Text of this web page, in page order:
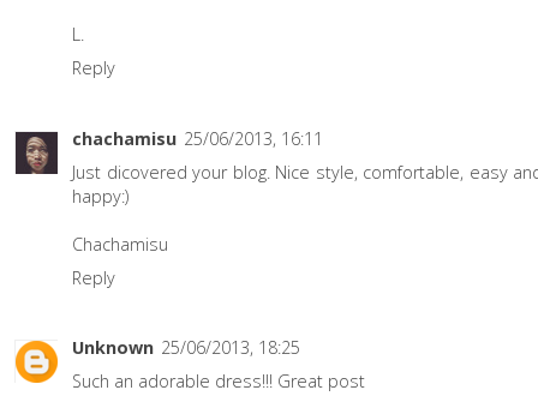
L.
Reply
chachamisu 25/06/2013, 16:11
Just dicovered your blog. Nice style, comfortable, easy
happy:)
Chachamisu
Reply
Unknown 25/06/2013, 18:25
Such an adorable dress!!! Great post